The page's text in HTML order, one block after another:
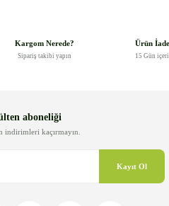
pahalı.
Kargom Nerede?
Sipariş takibi yapın
Ürün
15 Gün
aboneliği
indirimleri kaçırmayın.
Kayıt Ol